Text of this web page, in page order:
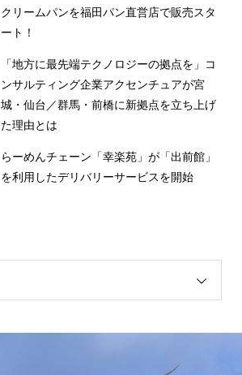
クリームパンを福田パン直営店で販売スタ
ート！
「地方に最先端テクノロジーの拠点を」コ
ンサルティング企業アクセンチュアが宮
城・仙台／群馬・前橋に新拠点を立ち上げ
た理由とは
らーめんチェーン「幸楽苑」が「出前館」
を利用したデリバリーサービスを開始